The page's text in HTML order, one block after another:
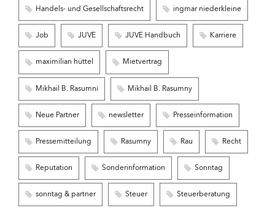
Handels- und Gesellschaftsrecht ingmar niederkleine
Job JUVE JUVE Handbuch Karriere
maximilian hüttel Mietvertrag
Mikhail B. Rasumni Mikhail B. Rasumny
Neue Partner newsletter Presseinformation
Pressemitteilung Rasumny Rau Recht
Reputation Sonderinformation Sonntag
sonntag & partner Steuer Steuerberatung